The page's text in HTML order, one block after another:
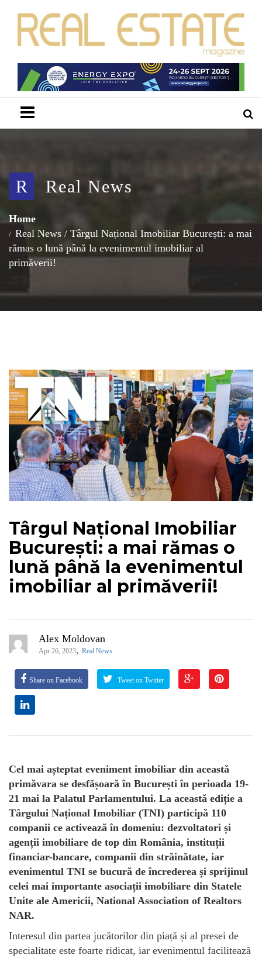
R Real News
Home
Real News / Târgul Național Imobiliar București: a mai
rămas o lună până la evenimentul imobiliar al
primăverii!
Târgul Național Imobiliar
București: a mai rămas o
lună până la evenimentul
imobiliar al primăverii!
Alex Moldovan
Apr 26, 2023, Real News
Share on Facebook Tweet on Twitter
Cel mai așteptat eveniment imobiliar din această
primăvara se desfășoară în București în perioada 19-
21 mai la Palatul Parlamentului. La această ediție a
Târgului Național Imobiliar (TNI) participă 110
companii ce activează în domeniu: dezvoltatori și
agenții imobiliare de top din România, instituții
financiar-bancare, companii din străinătate, iar
evenimentul TNI se bucură de încrederea și sprijinul
celei mai importante asociații imobiliare din Statele
Unite ale Americii, National Association of Realtors
NAR.
Interesul din partea jucătorilor din piață și al presei de
specialitate este foarte ridicat, iar evenimentul facilitează